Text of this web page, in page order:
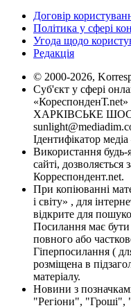
Договір
Політика у сфері
Угода щодо
Редакція
© 2000-2026,
Суб'єкт у сфері
ХАРКІВСЬКЕ ШОСЕ,
Ідентифікатор
Використання будь-
сайті,
Корреспондент.net.
При копіюванні
і світу» , для
відкрите для
Посилання має бути
повного або
Гіперпосилання (
розміщена в
матеріалу.
Новини з
"Регіони",